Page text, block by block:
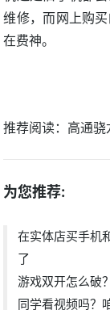
维修，而网上购
在费神。
推荐阅读： 高通
为您推荐:
在实体店买手机
了
游戏双开怎么破
同学看视频吗？